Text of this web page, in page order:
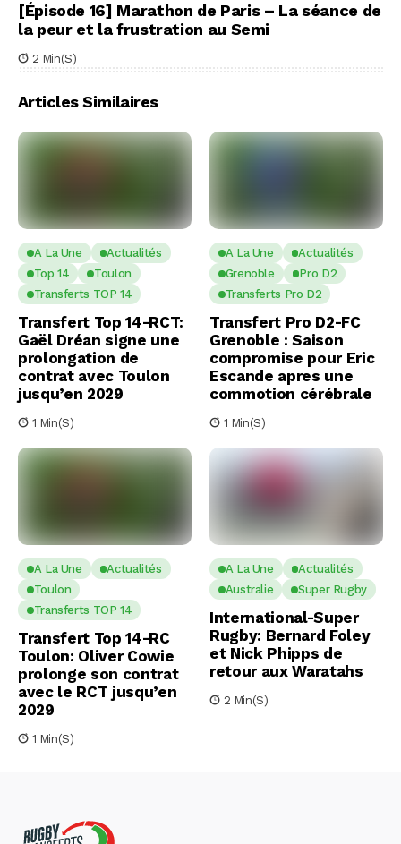
[Épisode 16] Marathon de Paris – La séance de
la peur et la frustration au Semi
2 Min(s)
Articles Similaires
A La Une
Actualités
Top 14
Toulon
Transferts TOP 14
Transfert Top 14-RCT:
Gaël Dréan signe une
prolongation de
contrat avec Toulon
jusqu’en 2029
1 Min(s)
A La Une
Actualités
Grenoble
Pro D2
Transferts Pro D2
Transfert Pro D2-FC
Grenoble : Saison
compromise pour Eric
Escande apres une
commotion cérébrale
1 Min(s)
A La Une
Actualités
Toulon
Transferts TOP 14
Transfert Top 14-RC
Toulon: Oliver Cowie
prolonge son contrat
avec le RCT jusqu’en
2029
1 Min(s)
A La Une
Actualités
Australie
Super Rugby
International-Super
Rugby: Bernard Foley
et Nick Phipps de
retour aux Waratahs
2 Min(s)